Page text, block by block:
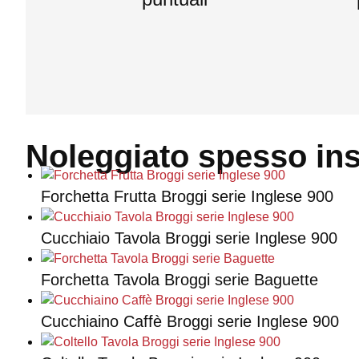
Noleggiato spesso
Forchetta Frutta Broggi serie Inglese 900
Cucchiaio Tavola Broggi serie Inglese 900
Forchetta Tavola Broggi serie Baguette
Cucchiaino Caffè Broggi serie Inglese 900